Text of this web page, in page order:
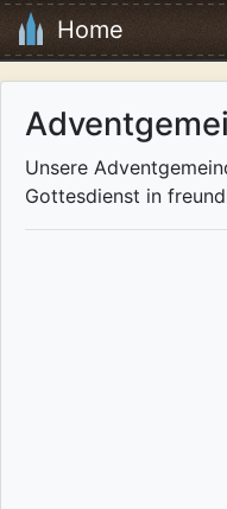
Home
Unsere
Gottesdienst in